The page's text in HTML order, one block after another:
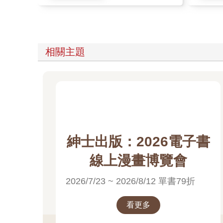
相關主題
紳士出版：2026電子書
線上漫畫博覽會
2026/7/23 ~ 2026/8/12 單書79折
看更多